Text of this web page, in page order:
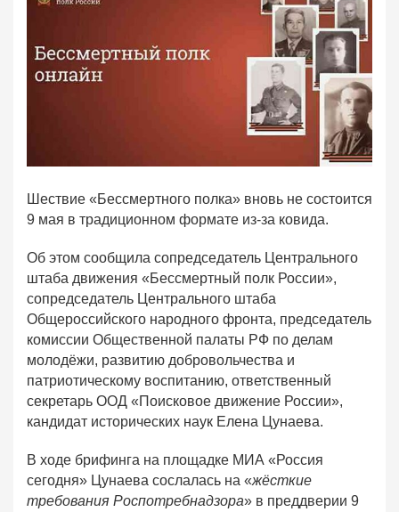
Шествие «Бессмертного полка» вновь не состоится
9 мая в традиционном формате из-за ковида.
Об этом сообщила сопредседатель Центрального
штаба движения «Бессмертный полк России»,
сопредседатель Центрального штаба
Общероссийского народного фронта, председатель
комиссии Общественной палаты РФ по делам
молодёжи, развитию добровольчества и
патриотическому воспитанию, ответственный
секретарь ООД «Поисковое движение России»,
кандидат исторических наук Елена Цунаева.
В ходе брифинга на площадке МИА «Россия
сегодня» Цунаева сослалась на «жёсткие
требования Роспотребнадзора» в преддверии 9